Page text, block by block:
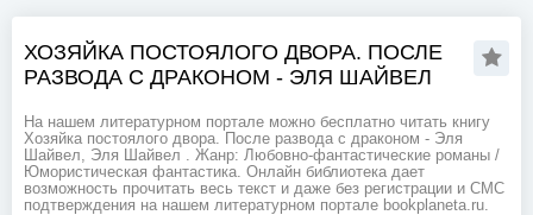
ХОЗЯЙКА ПОСТОЯЛОГО ДВОРА. ПОСЛЕ
РАЗВОДА С ДРАКОНОМ - ЭЛЯ ШАЙВЕЛ
На нашем литературном портале можно бесплатно читать книгу
Хозяйка постоялого двора. После развода с драконом - Эля
Шайвел, Эля Шайвел . Жанр: Любовно-фантастические романы /
Юмористическая фантастика. Онлайн библиотека дает
возможность прочитать весь текст и даже без регистрации и СМС
подтверждения на нашем литературном портале bookplaneta.ru.